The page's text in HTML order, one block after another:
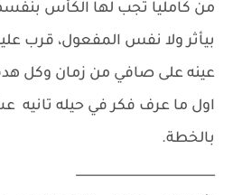
من كامليا تجب لها الكأس
بيأثر ولا نفس المفعول، قرب
عينه على صافي من زمان وكل
اول ما عرف فكر في حيله تانيه
بالخطة.
______________________